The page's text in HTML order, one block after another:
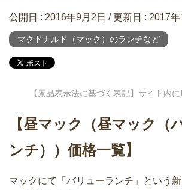
公開日 : 2016年9月2日 / 更新日 : 2017年
マクドナルド（マック）のランチなど
【景品表示法に基づく表記】サイト内
【昼マック（昼マック（
ンチ））価格一覧】
マックにて「バリューランチ」という